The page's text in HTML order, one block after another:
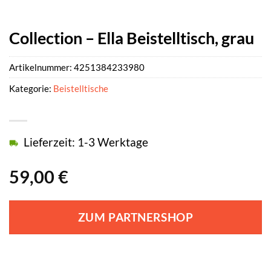
Collection – Ella Beistelltisch, grau
59,00 €
Lieferzeit: 1-3 Werktage
ZUM PARTNERSHOP
Artikelnummer: 4251384233980
Kategorie: Beistelltische